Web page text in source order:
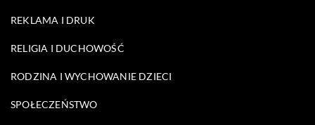
REKLAMA I DRUK
RELIGIA I DUCHOWOŚĆ
RODZINA I WYCHOWANIE DZIECI
SPOŁECZEŃSTWO